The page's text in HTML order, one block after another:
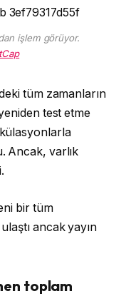
işlem görüyor.
tüm zamanların
test etme
Ancak, varlık
bir tüm
ancak yayın
toplam